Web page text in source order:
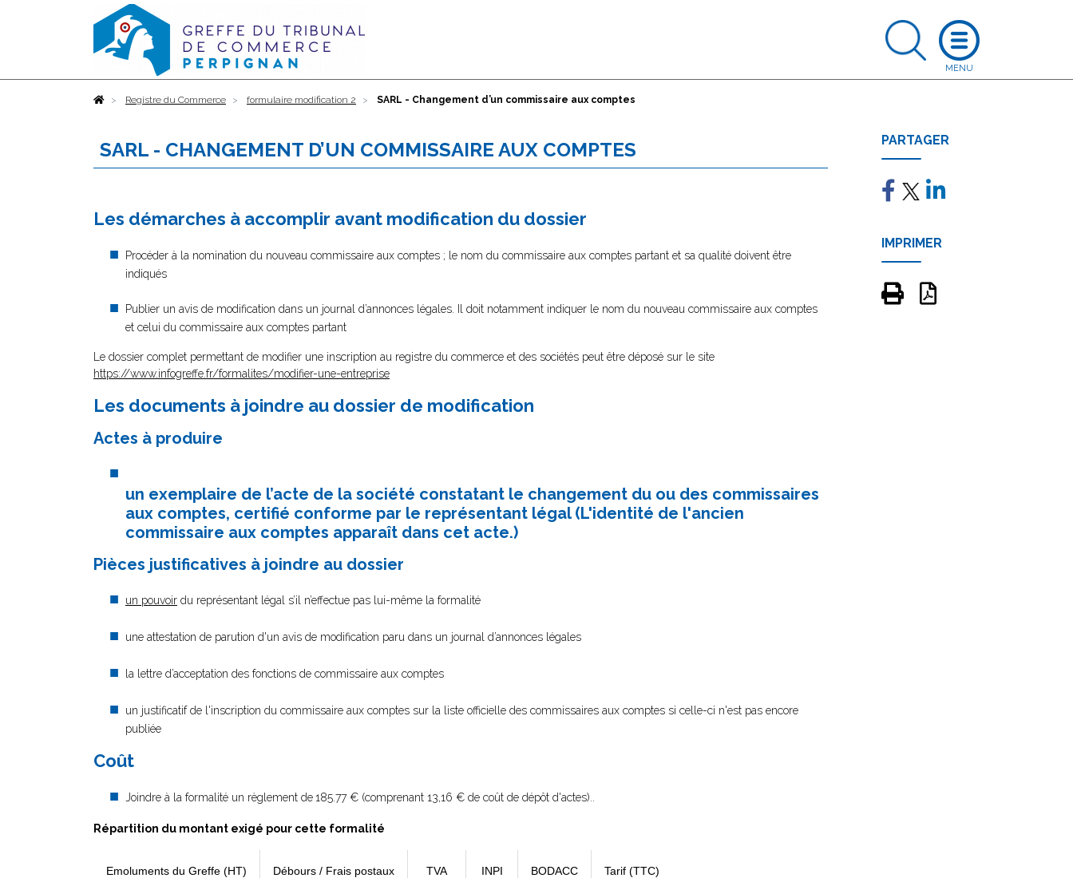
AccueilRegistre du Commerce formulaire modification 2 SARL - Changement d’un commissaire aux comptes
SARL - CHANGEMENT D’UN COMMISSAIRE AUX COMPTES
Les démarches à accomplir avant modification du dossier
Procéder à la nomination du nouveau commissaire aux comptes ; le nom du commissaire aux comptes partant et sa qualité doivent être
indiqués
Publier un avis de modification dans un journal d’annonces légales. Il doit notamment indiquer le nom du nouveau commissaire aux comptes
et celui du commissaire aux comptes partant
Le dossier complet permettant de modifier une inscription au registre du commerce et des sociétés peut être déposé sur le site
https://www.infogreffe.fr/formalites/modifier-une-entreprise
Les documents à joindre au dossier de modification
Actes à produire
un exemplaire de l’acte de la société constatant le changement du ou des commissaires
aux comptes, certifié conforme par le représentant légal (L'identité de l'ancien
commissaire aux comptes apparaît dans cet acte.)
Pièces justificatives à joindre au dossier
un pouvoir du représentant légal s’il n’effectue pas lui-même la formalité
une attestation de parution d'un avis de modification paru dans un journal d’annonces légales
la lettre d’acceptation des fonctions de commissaire aux comptes
un justificatif de l'inscription du commissaire aux comptes sur la liste officielle des commissaires aux comptes si celle-ci n'est pas encore
publiée
Coût
Joindre à la formalité un règlement de185.77 € (comprenant 13,16 € de coût de dépôt d'actes)..
Répartition du montant exigé pour cette formalité
Emoluments du Greffe (HT) Débours / Frais postaux TVA INPI BODACC Tarif (TTC)
PARTAGER
IMPRIMER